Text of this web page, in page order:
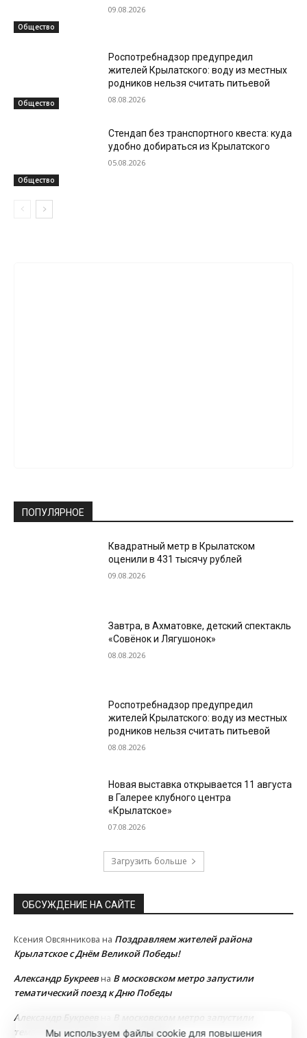
Общество
09.08.2026
Общество
Роспотребнадзор предупредил
жителей Крылатского: воду из местных
родников нельзя считать питьевой
08.08.2026
Общество
Стендап без транспортного квеста: куда
удобно добираться из Крылатского
05.08.2026
ПОПУЛЯРНОЕ
Квадратный метр в Крылатском
оценили в 431 тысячу рублей
09.08.2026
Завтра, в Ахматовке, детский спектакль
«Совёнок и Лягушонок»
08.08.2026
Роспотребнадзор предупредил
жителей Крылатского: воду из местных
родников нельзя считать питьевой
08.08.2026
Новая выставка открывается 11 августа
в Галерее клубного центра
«Крылатское»
07.08.2026
Загрузить больше
ОБСУЖДЕНИЕ НА САЙТЕ
Ксения Овсянникова на Поздравляем жителей района
Крылатское с Днём Великой Победы!
Александр Букреевна В московском метро запустили
тематический поезд к Дню Победы
Александр Букреев
В московском метро запустили
тематический поезд к Дню Победы
Мы используем файлы cookie для повышения